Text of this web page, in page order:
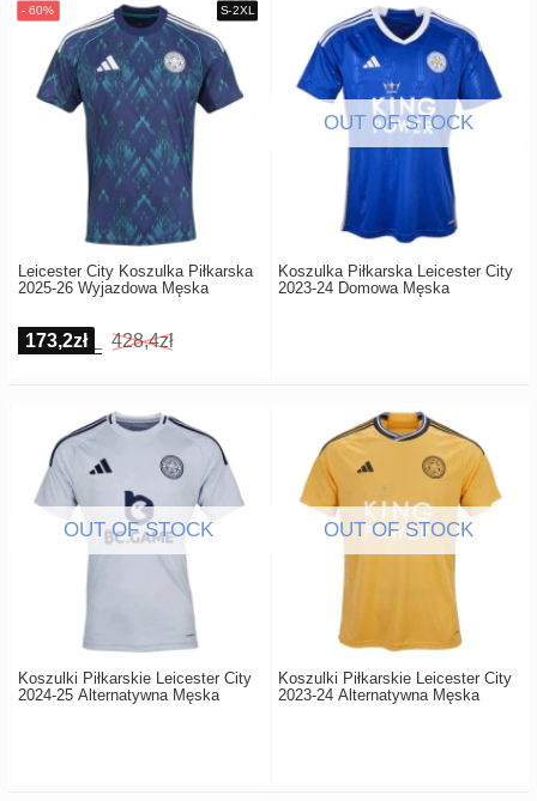
Leicester City Koszulka Piłkarska
2025-26 Wyjazdowa Męska
173,2zł 428,4zł
Koszulka Piłkarska Leicester City
2023-24 Domowa Męska
Koszulki Piłkarskie Leicester City
2024-25 Alternatywna Męska
Koszulki Piłkarskie Leicester City
2023-24 Alternatywna Męska